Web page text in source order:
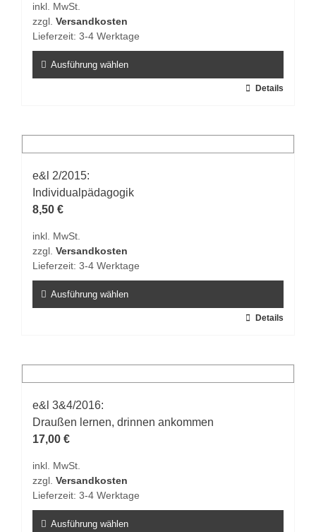
auf
der
gewählt
werden
inkl. MwSt.
zzgl. Versandkosten
Lieferzeit: 3-4 Werktage
Ausführung wählen
Varianten
auf.
Die
Optionen
auf
der
gewählt
werden
Details
e&l 2/2015:
Individualpädagogik
8,50 €
inkl. MwSt.
zzgl. Versandkosten
Lieferzeit: 3-4 Werktage
Ausführung wählen
Varianten
auf.
Die
Optionen
auf
der
gewählt
Details
e&l 3&4/2016:
Draußen lernen, drinnen ankommen
17,00 €
inkl. MwSt.
zzgl. Versandkosten
Lieferzeit: 3-4 Werktage
Ausführung wählen